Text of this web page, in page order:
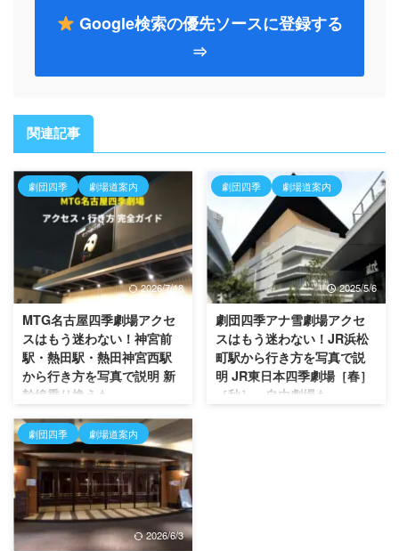
Google検索の優先ソースに登録する
⇒
関連記事
劇団四季 劇場道案内
2026/7/18
MTG名古屋四季劇場アクセ
スはもう迷わない！神宮前
駅・熱田駅・熱田神宮西駅
から行き方を写真で説明 新
幹線乗り換えも
こんにちは。禁断劇場、運営者の
「禁断」です。 今回は、愛知県
名古屋市熱田区にオープンした、
劇団四季名古屋公演の新たな拠
点、「MTG名古屋四季劇場」への
行き方・アクセスルートを説明し
ます。 移転前の名駅南の旧劇場
は名古屋駅から徒歩で行けました
劇団四季 劇場道案内
2025/5/6
劇団四季アナ雪劇場アクセ
スはもう迷わない！JR浜松
町駅から行き方を写真で説
明 JR東日本四季劇場［春］
［秋］、自由劇場も
劇団四季 劇場道案内
2026/6/3